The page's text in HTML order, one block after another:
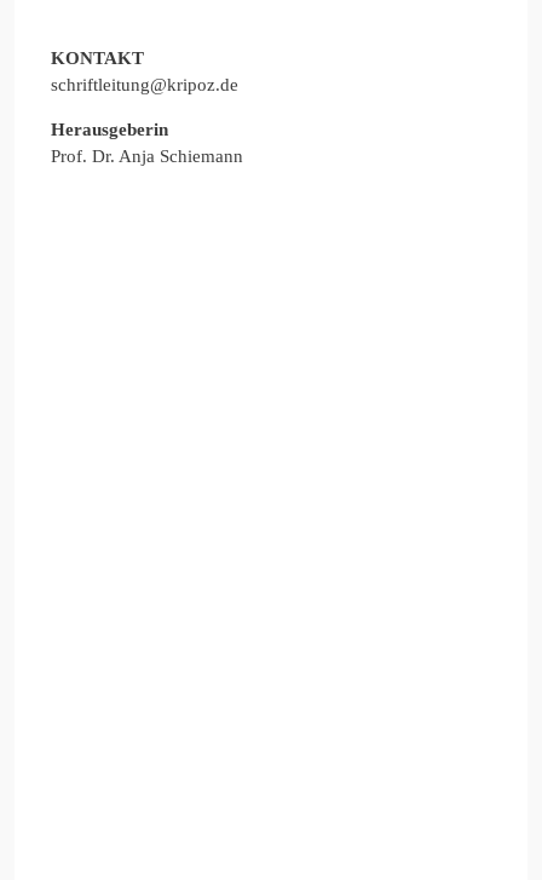
KONTAKT
schriftleitung@kripoz.de
Herausgeberin
Prof. Dr. Anja Schiemann